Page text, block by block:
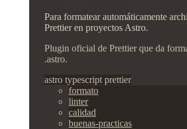
Para formatear automáticamente
Prettier en proyectos Astro.
Plugin oficial de Prettier que da
.astro.
astro typescript prettier
formato
linter
calidad
buenas-practicas